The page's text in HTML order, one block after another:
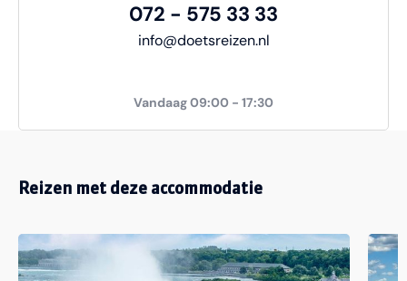
072 - 575 33 33
info@doetsreizen.nl
Vandaag 09:00 - 17:30
Reizen met deze accommodatie